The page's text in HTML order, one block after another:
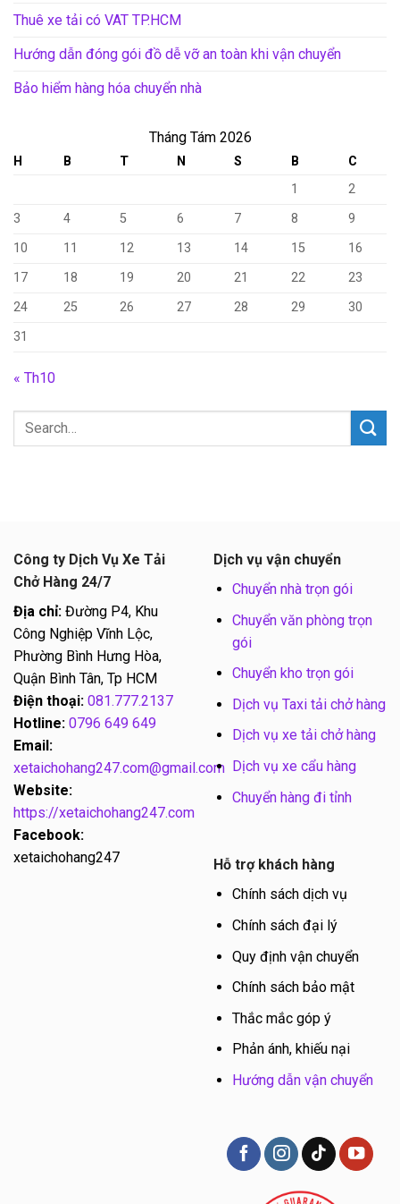
Thuê xe tải có VAT TP.HCM
Hướng dẫn đóng gói đồ dễ vỡ an toàn khi vận chuyển
Bảo hiểm hàng hóa chuyển nhà
Tháng Tám 2026
H B T N S B
C
1
2
3
4 5 6 7 8
9
10
11 12 13 14 15
16
17
18 19 20 21 22
23
24
25 26 27 28 29
30
31
« Th10
Công ty Dịch Vụ Xe Tải
Chở Hàng 24/7
Địa chỉ: Đường P4, Khu
Công Nghiệp Vĩnh Lộc,
Phường Bình Hưng Hòa,
Quận Bình Tân, Tp HCM
Điện thoại: 081.777.2137
Hotline: 0796 649 649
Email:
xetaichohang247.com@gmail.com
Website:
https://xetaichohang247.com
Facebook:
xetaichohang247
Dịch vụ vận chuyển
Chuyển nhà trọn gói
Chuyển văn phòng trọn
gói
Chuyển kho trọn gói
Dịch vụ Taxi tải chở hàng
Dịch vụ xe tải chở hàng
Dịch vụ xe cẩu hàng
Chuyển hàng đi tỉnh
Hỗ trợ khách hàng
Chính sách dịch vụ
Chính sách đại lý
Quy định vận chuyển
Chính sách bảo mật
Thắc mắc góp ý
Phản ánh, khiếu nại
Hướng dẫn vận chuyển